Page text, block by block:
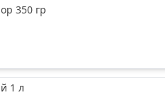
350 гр
1 л